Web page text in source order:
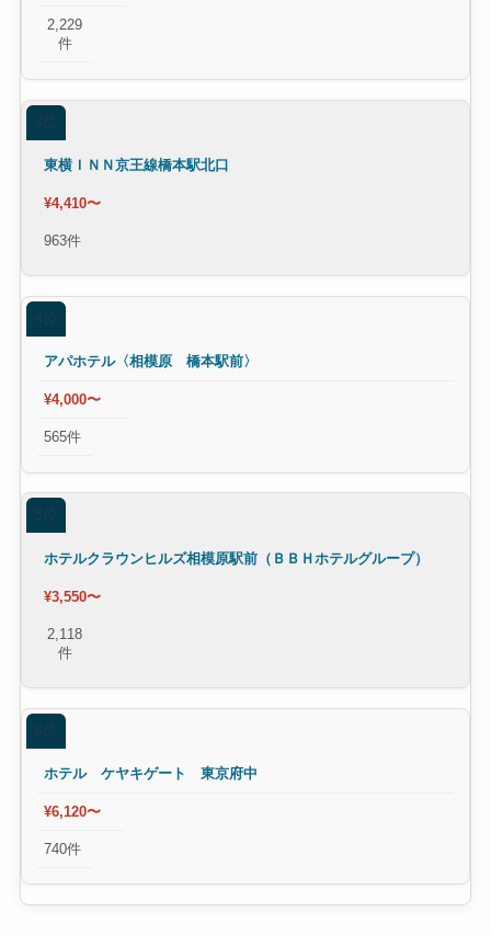
2,229
件
3位
東横ＩＮＮ京王線橋本駅北口
¥4,410〜
963件
4位
アパホテル〈相模原 橋本駅前〉
¥4,000〜
565件
5位
ホテルクラウンヒルズ相模原駅前（ＢＢＨホテルグループ）
¥3,550〜
2,118
件
6位
ホテル ケヤキゲート 東京府中
¥6,120〜
740件